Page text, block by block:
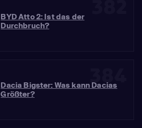
BYD Atto 2: Ist das der
Durchbruch?
384
Dacia Bigster: Was kann Dacias
Größter?